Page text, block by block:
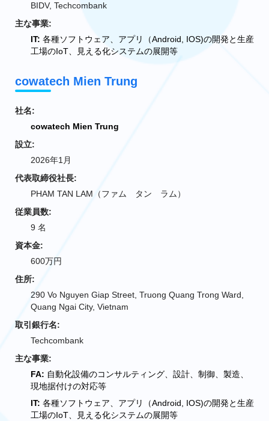
BIDV, Techcombank
主な事業:
IT: 各種ソフトウェア、アプリ（Android, IOS)の開発と生産
工場のIoT、見える化システムの展開等
cowatech Mien Trung
社名:
cowatech Mien Trung
設立:
2026年1月
代表取締役社長:
PHAM TAN LAM（ファム タン ラム）
従業員数:
9 名
資本金:
600万円
住所:
290 Vo Nguyen Giap Street, Truong Quang Trong Ward,
Quang Ngai City, Vietnam
取引銀行名:
Techcombank
主な事業:
FA: 自動化設備のコンサルティング、設計、制御、製造、
現地据付けの対応等
IT: 各種ソフトウェア、アプリ（Android, IOS)の開発と生産
工場のIoT、見える化システムの展開等